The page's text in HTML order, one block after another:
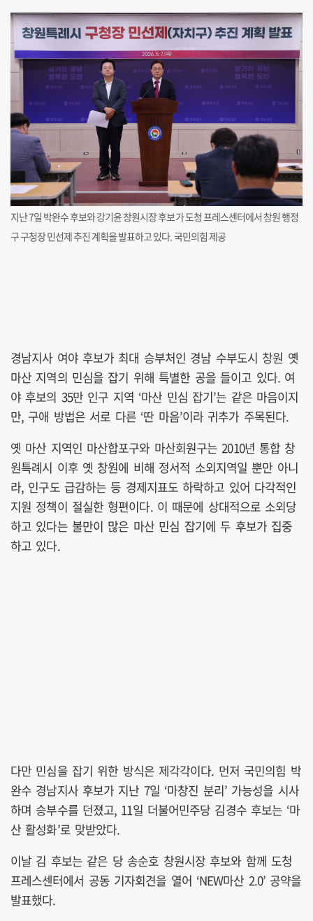
지난 7일 박완수 후보와 강기윤 창원시장 후보가 도청 프레스센터에서 창원 행정
구 구청장 민선제 추진 계획을 발표하고 있다. 국민의힘 제공
경남지사 여야 후보가 최대 승부처인 경남 수부도시 창원 옛
마산 지역의 민심을 잡기 위해 특별한 공을 들이고 있다. 여
야 후보의 35만 인구 지역 ‘마산 민심 잡기’는 같은 마음이지
만, 구애 방법은 서로 다른 ‘딴 마음’이라 귀추가 주목된다.
옛 마산 지역인 마산합포구와 마산회원구는 2010년 통합 창
원특례시 이후 옛 창원에 비해 정서적 소외지역일 뿐만 아니
라, 인구도 급감하는 등 경제지표도 하락하고 있어 다각적인
지원 정책이 절실한 형편이다. 이 때문에 상대적으로 소외당
하고 있다는 불만이 많은 마산 민심 잡기에 두 후보가 집중
하고 있다.
다만 민심을 잡기 위한 방식은 제각각이다. 먼저 국민의힘 박
완수 경남지사 후보가 지난 7일 ‘마창진 분리’ 가능성을 시사
하며 승부수를 던졌고, 11일 더불어민주당 김경수 후보는 ‘마
산 활성화’로 맞받았다.
이날 김 후보는 같은 당 송순호 창원시장 후보와 함께 도청
프레스센터에서 공동 기자회견을 열어 ‘NEW마산 2.0’ 공약을
발표했다.